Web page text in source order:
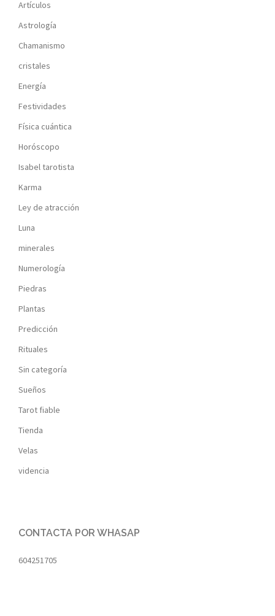
Artículos
Astrología
Chamanismo
cristales
Energía
Festividades
Física cuántica
Horóscopo
Isabel tarotista
Karma
Ley de atracción
Luna
minerales
Numerología
Piedras
Plantas
Predicción
Rituales
Sin categoría
Sueños
Tarot fiable
Tienda
Velas
videncia
CONTACTA POR WHASAP
604251705